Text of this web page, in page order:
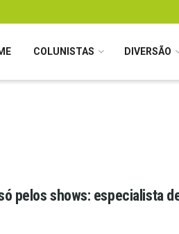
COLUNISTAS DIVERSÃO
pelos shows: especialista